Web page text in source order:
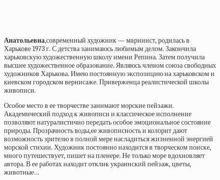
Анатольевна,современный художник — мaринист, родилась в
Харькове 1973 г. С детства занимаюсь любимым делом. Закончила
харьковскую художественную школу имени Репина. Затем получила
высшее художественное образование. Являюсь членом союза свободных
художников Харькова. Имею постоянную экспозицию на харьковском и
киевском городском вернисаже. Приверженца реалистической школы
живописи.
Особое место в ее творчестве занимают морские пейзажи.
Академический подход к живописи и классическое исполнение
позволяют натуралистично передать особое эмоциональное состояние
природы. Прозрачность воды,ее живописность и колорит дают
возможность зрителю в полной мере насладиться жизненной энергией
морской стихии. Художник постоянно находится в творческом поиске,
много путешествует, пишет на пленере. Не только море вдохновляет
автора. В ее работах находит отклик украинский пейзаж, цветы,
животные…